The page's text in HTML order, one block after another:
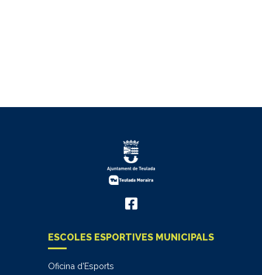
ESCOLES ESPORTIVES MUNICIPALS
Oficina d'Esports